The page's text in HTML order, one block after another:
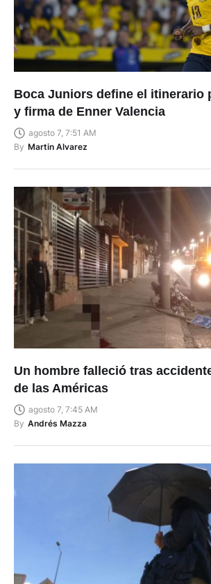
Boca Juniors define el itinerario
y firma de Enner Valencia
agosto 7, 7:51 AM
By Martin Alvarez
Un hombre falleció tras
de las Américas
agosto 7, 7:45 AM
By Andrés Mazza